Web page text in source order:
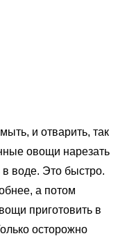
и отварить, так
овощи нарезать
в воде. Это быстро.
а потом
приготовить в
осторожно